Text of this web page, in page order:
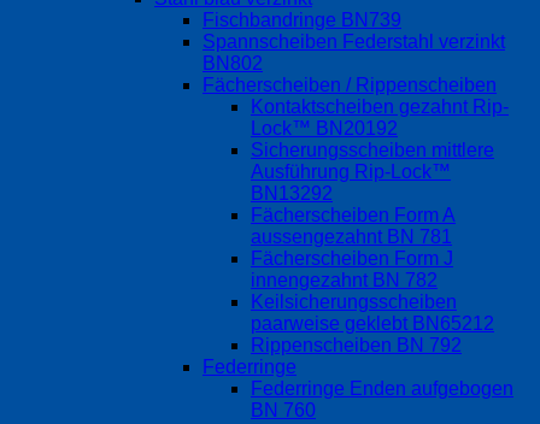
Fischbandringe BN739
Spannscheiben Federstahl verzinkt
BN802
Fächerscheiben / Rippenscheiben
Kontaktscheiben gezahnt Rip-
Lock™ BN20192
Sicherungsscheiben mittlere
Ausführung Rip-Lock™
BN13292
Fächerscheiben Form A
aussengezahnt BN 781
Fächerscheiben Form J
innengezahnt BN 782
Keilsicherungsscheiben
paarweise geklebt BN65212
Rippenscheiben BN 792
Federringe
Federringe Enden aufgebogen
BN 760